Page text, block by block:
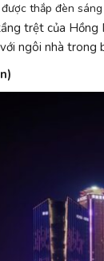
thắp đèn
trệt của
ngôi nhà trong